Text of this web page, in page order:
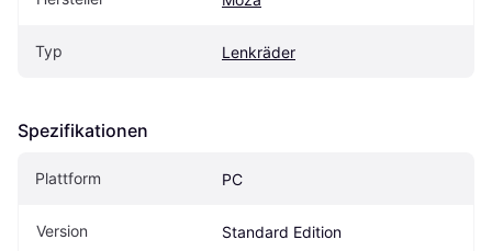
Typ Lenkräder
Spezifikationen
Plattform PC
Version Standard Edition